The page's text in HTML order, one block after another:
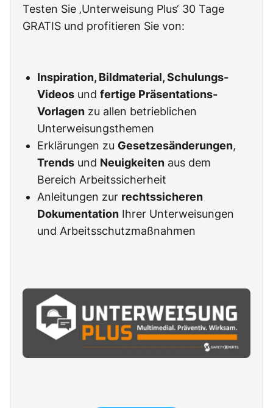
Testen Sie ‚Unterweisung Plus‘ 30 Tage
GRATIS und profitieren Sie von:
Inspiration, Bildmaterial, Schulungs-
Videos und fertige Präsentations-
Vorlagen zu allen betrieblichen
Unterweisungsthemen
Erklärungen zu Gesetzesänderungen,
Trends und Neuigkeiten aus dem
Bereich Arbeitssicherheit
Anleitungen zur rechtssicheren
Dokumentation Ihrer Unterweisungen
und Arbeitsschutzmaßnahmen